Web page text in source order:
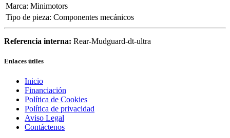
Marca: Minimotors
Tipo de pieza: Componentes mecánicos
Referencia interna: Rear-Mudguard-dt-ultra
Enlaces útiles
Inicio
Financiación
Política de Cookies
Política de privacidad
Aviso Legal
Contáctenos